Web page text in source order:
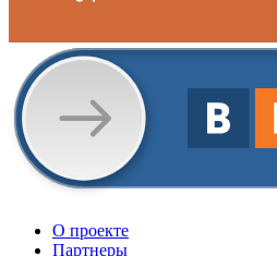
О проекте
Партнеры